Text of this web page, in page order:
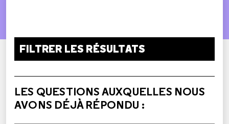
FILTRER LES RÉSULTATS
LES QUESTIONS AUXQUELLES NOUS
AVONS DÉJÀ RÉPONDU :